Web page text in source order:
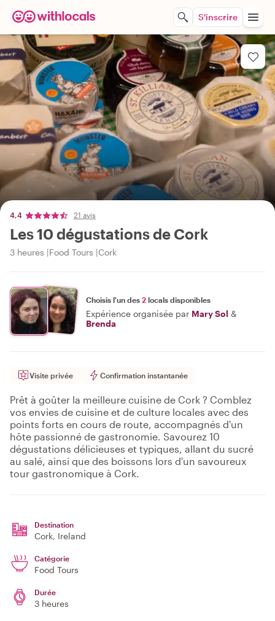
S'inscrire
4,4 21 avis
Les 10 dégustations de Cork
3 heures Food Tours Cork
Choisis l'un des 2 locals disponibles
Expérience organisée par Mary Sol &
Brenda
Visite privée Confirmation instantanée
Prêt à goûter la meilleure cuisine de Cork ? Comblez
vos envies de cuisine et de culture locales avec des
points forts en cours de route, accompagnés d'un
hôte passionné de gastronomie. Savourez 10
dégustations délicieuses et typiques, allant du sucré
au salé, ainsi que des boissons lors d'un savoureux
tour gastronomique à Cork.
Destination
Cork, Ireland
Catégorie
Food Tours
Durée
3 heures